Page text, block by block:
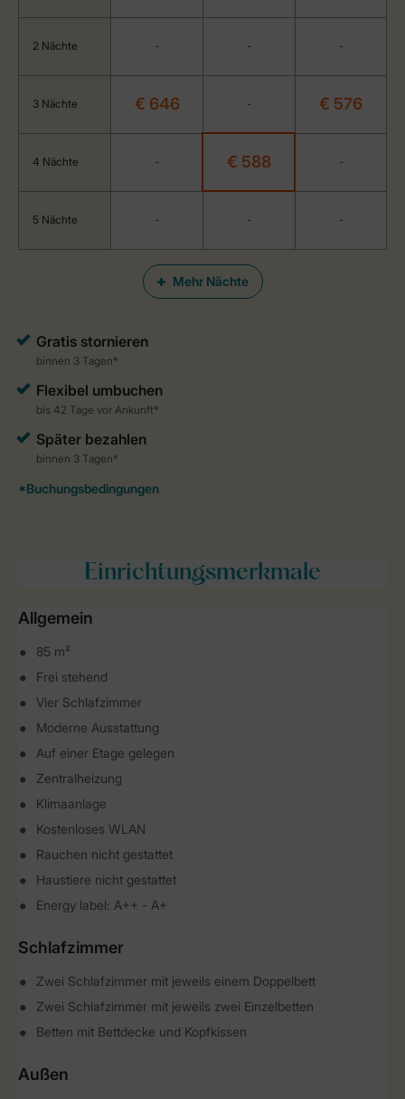
Mehr Nächte
2 Nächte - - -
3 Nächte € 646 - € 576
4 Nächte - € 588 -
5 Nächte - - -
Einrichtungsmerkmale
Allgemein
85 m²
Frei stehend
Vier Schlafzimmer
Moderne Ausstattung
Auf einer Etage gelegen
Zentralheizung
Klimaanlage
Kostenloses WLAN
Rauchen nicht gestattet
Haustiere nicht gestattet
Energy label: A++ - A+
Schlafzimmer
Zwei Schlafzimmer mit jeweils einem Doppelbett
Zwei Schlafzimmer mit jeweils zwei Einzelbetten
Betten mit Bettdecke und Kopfkissen
Außen